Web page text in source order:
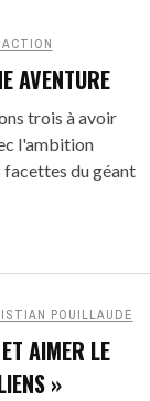
AVENTURE
trois à avoir
l'ambition
du géant
POUILLAUDE
AIMER LE
»